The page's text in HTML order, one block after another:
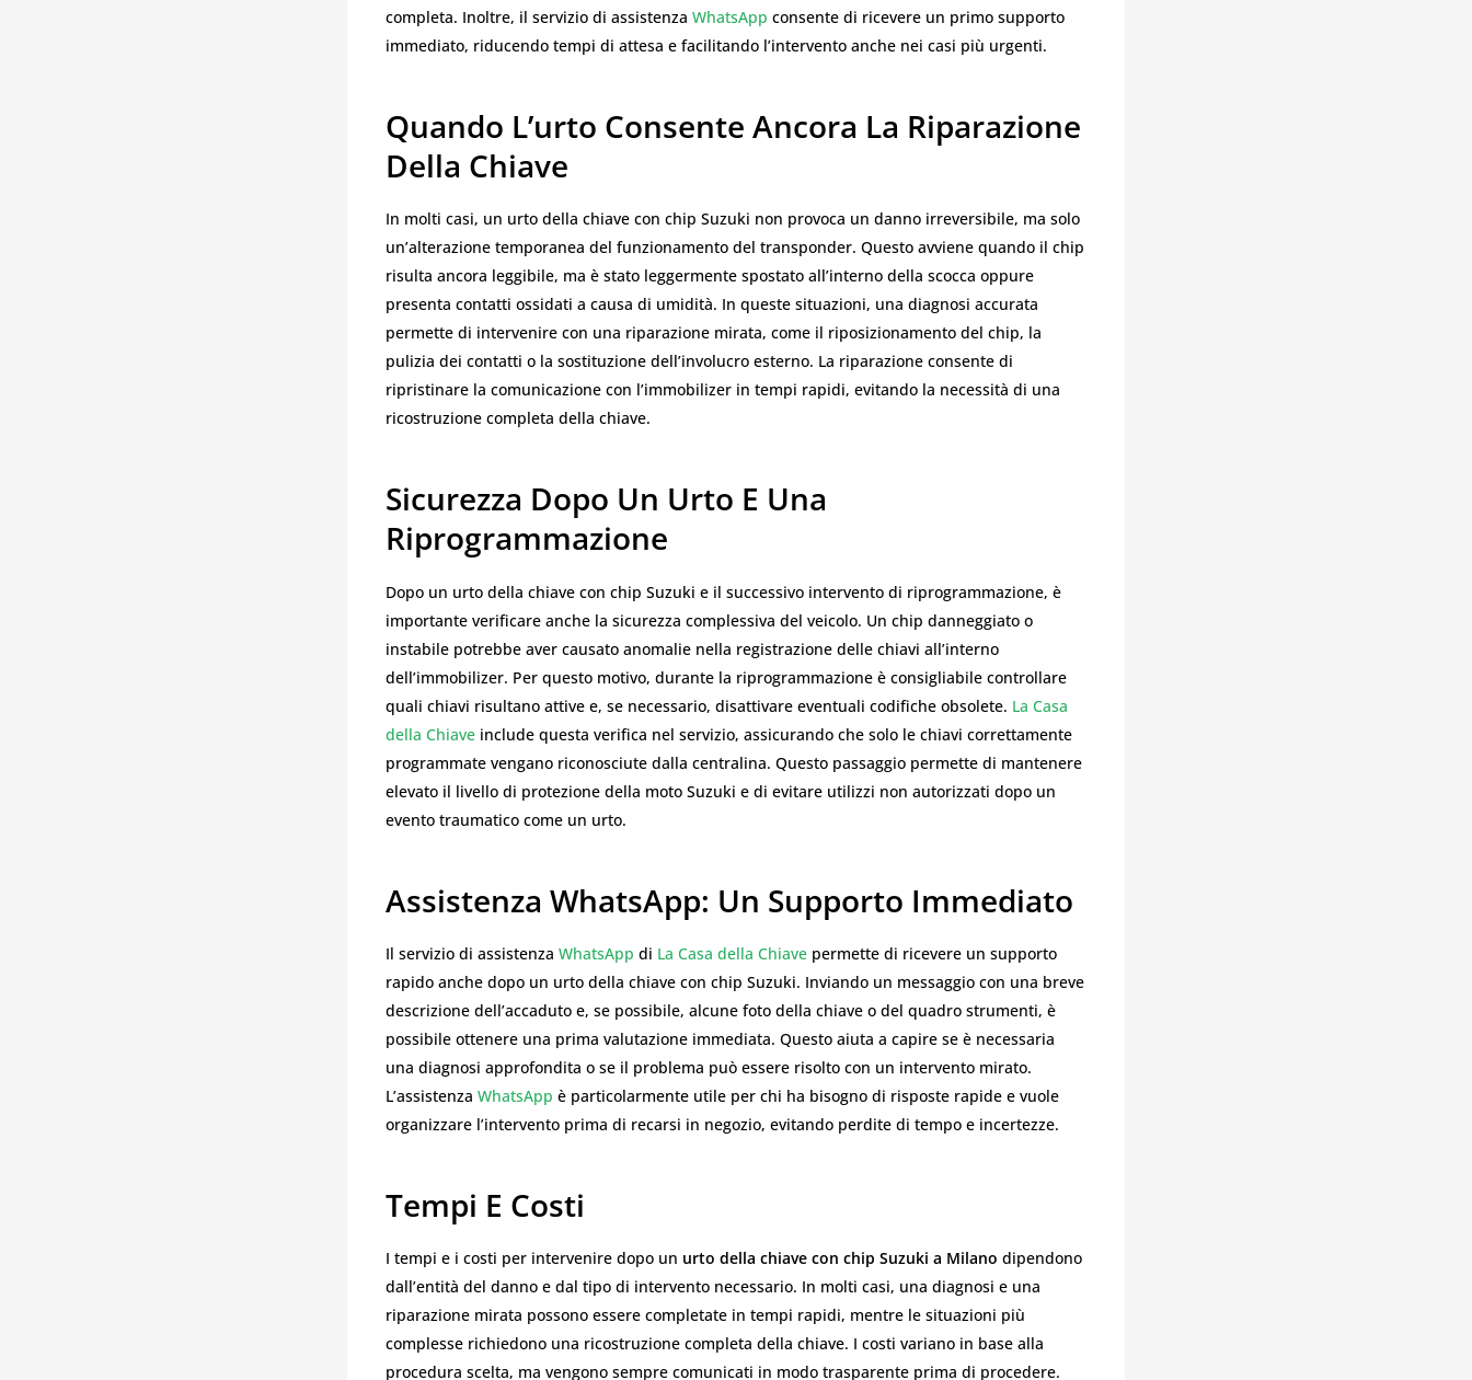
completa. Inoltre, il servizio di assistenza WhatsApp consente di ricevere un primo supporto
immediato, riducendo tempi di attesa e facilitando l’intervento anche nei casi più urgenti.
Quando L’urto Consente Ancora La Riparazione
Della Chiave
In molti casi, un urto della chiave con chip Suzuki non provoca un danno irreversibile, ma solo
un’alterazione temporanea del funzionamento del transponder. Questo avviene quando il chip
risulta ancora leggibile, ma è stato leggermente spostato all’interno della scocca oppure
presenta contatti ossidati a causa di umidità. In queste situazioni, una diagnosi accurata
permette di intervenire con una riparazione mirata, come il riposizionamento del chip, la
pulizia dei contatti o la sostituzione dell’involucro esterno. La riparazione consente di
ripristinare la comunicazione con l’immobilizer in tempi rapidi, evitando la necessità di una
ricostruzione completa della chiave.
Sicurezza Dopo Un Urto E Una
Riprogrammazione
Dopo un urto della chiave con chip Suzuki e il successivo intervento di riprogrammazione, è
importante verificare anche la sicurezza complessiva del veicolo. Un chip danneggiato o
instabile potrebbe aver causato anomalie nella registrazione delle chiavi all’interno
dell’immobilizer. Per questo motivo, durante la riprogrammazione è consigliabile controllare
quali chiavi risultano attive e, se necessario, disattivare eventuali codifiche obsolete. La Casa
della Chiave include questa verifica nel servizio, assicurando che solo le chiavi correttamente
programmate vengano riconosciute dalla centralina. Questo passaggio permette di mantenere
elevato il livello di protezione della moto Suzuki e di evitare utilizzi non autorizzati dopo un
evento traumatico come un urto.
Assistenza WhatsApp: Un Supporto Immediato
Il servizio di assistenza WhatsApp di La Casa della Chiave permette di ricevere un supporto
rapido anche dopo un urto della chiave con chip Suzuki. Inviando un messaggio con una breve
descrizione dell’accaduto e, se possibile, alcune foto della chiave o del quadro strumenti, è
possibile ottenere una prima valutazione immediata. Questo aiuta a capire se è necessaria
una diagnosi approfondita o se il problema può essere risolto con un intervento mirato.
L’assistenza WhatsApp è particolarmente utile per chi ha bisogno di risposte rapide e vuole
organizzare l’intervento prima di recarsi in negozio, evitando perdite di tempo e incertezze.
Tempi E Costi
I tempi e i costi per intervenire dopo un urto della chiave con chip Suzuki a Milano dipendono
dall’entità del danno e dal tipo di intervento necessario. In molti casi, una diagnosi e una
riparazione mirata possono essere completate in tempi rapidi, mentre le situazioni più
complesse richiedono una ricostruzione completa della chiave. I costi variano in base alla
procedura scelta, ma vengono sempre comunicati in modo trasparente prima di procedere.